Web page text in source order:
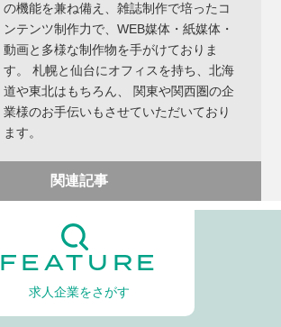
の機能を兼ね備え、雑誌制作で培ったコ
ンテンツ制作力で、WEB媒体・紙媒体・
動画と多様な制作物を手がけておりま
す。 札幌と仙台にオフィスを持ち、北海
道や東北はもちろん、 関東や関西圏の企
業様のお手伝いもさせていただいており
ます。
関連記事
FEATURE
求人企業をさがす